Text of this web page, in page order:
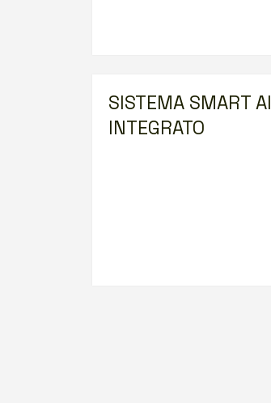
SISTEMA SMART AI
INTEGRATO